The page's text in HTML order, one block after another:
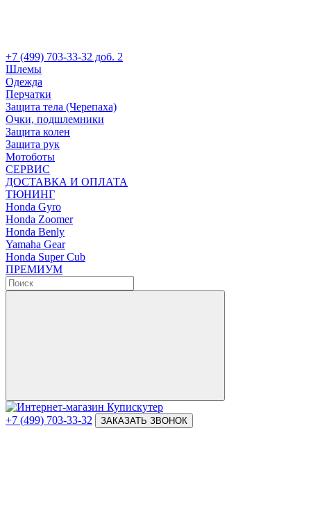
+7 (499) 703-33-32 доб. 2
Шлемы
Одежда
Перчатки
Защита тела (Черепаха)
Очки, подшлемники
Защита колен
Защита рук
Мотоботы
СЕРВИС
ДОСТАВКА И ОПЛАТА
ТЮНИНГ
Honda Gyro
Honda Zoomer
Honda Benly
Yamaha Gear
Honda Super Cub
ПРЕМИУМ
+7 (499) 703-33-32 ЗАКАЗАТЬ ЗВОНОК